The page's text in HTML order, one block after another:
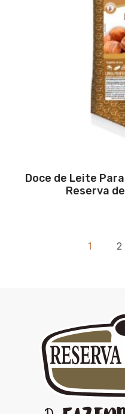
Doce de Leite
Reserva
1 2